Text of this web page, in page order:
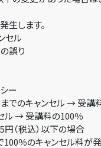
生します。
セル
誤り
ー
でのキャンセル → 受講
ル → 受講料の100％
（税込）以下の場合
％のキャンセル料が発